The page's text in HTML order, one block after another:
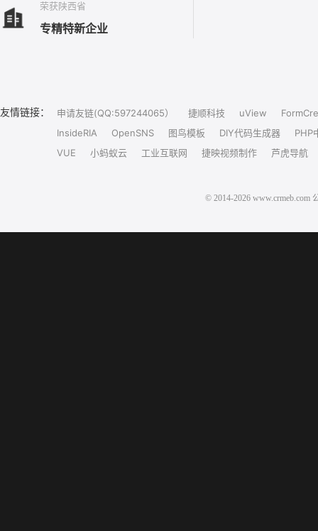
荣获陕西省
专精特新企业
友情链接： 申请友链(QQ:597244065） 捷顺科技 uView
InsideRIA
OpenSNS 图鸟模板 DIY代码生成器
PHP
VUE
小蚂蚁云 工业互联网 捷映视频制作 芦虎导航
© 2014-2026